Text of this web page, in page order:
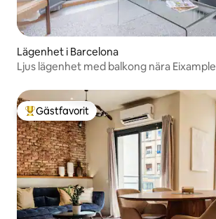
Lägenhet i Barcelona
Ljus lägenhet med balkong nära Eixample
Populär gästfavorit
Gästfavorit